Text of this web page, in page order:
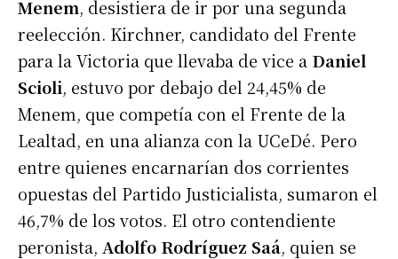
Menem, desistiera de ir por una segunda
reelección. Kirchner, candidato del Frente
para la Victoria que llevaba de vice a Daniel
Scioli, estuvo por debajo del 24,45% de
Menem, que competía con el Frente de la
Lealtad, en una alianza con la UCeDé. Pero
entre quienes encarnarían dos corrientes
opuestas del Partido Justicialista, sumaron el
46,7% de los votos. El otro contendiente
peronista, Adolfo Rodríguez Saá, quien se